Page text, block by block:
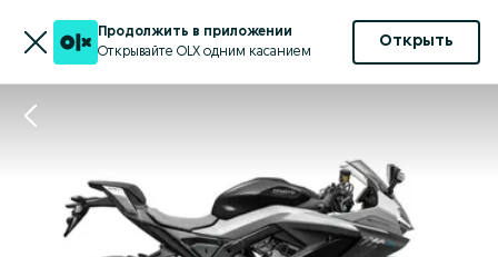
Продолжить в приложении
Открывайте OLX одним касанием
Открыть